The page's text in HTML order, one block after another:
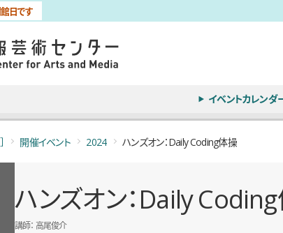
日です
イベントカレンダ
開催イベント 2024 ハンズオン：Daily Coding体操
ハンズオン：Daily
講師 高尾俊介